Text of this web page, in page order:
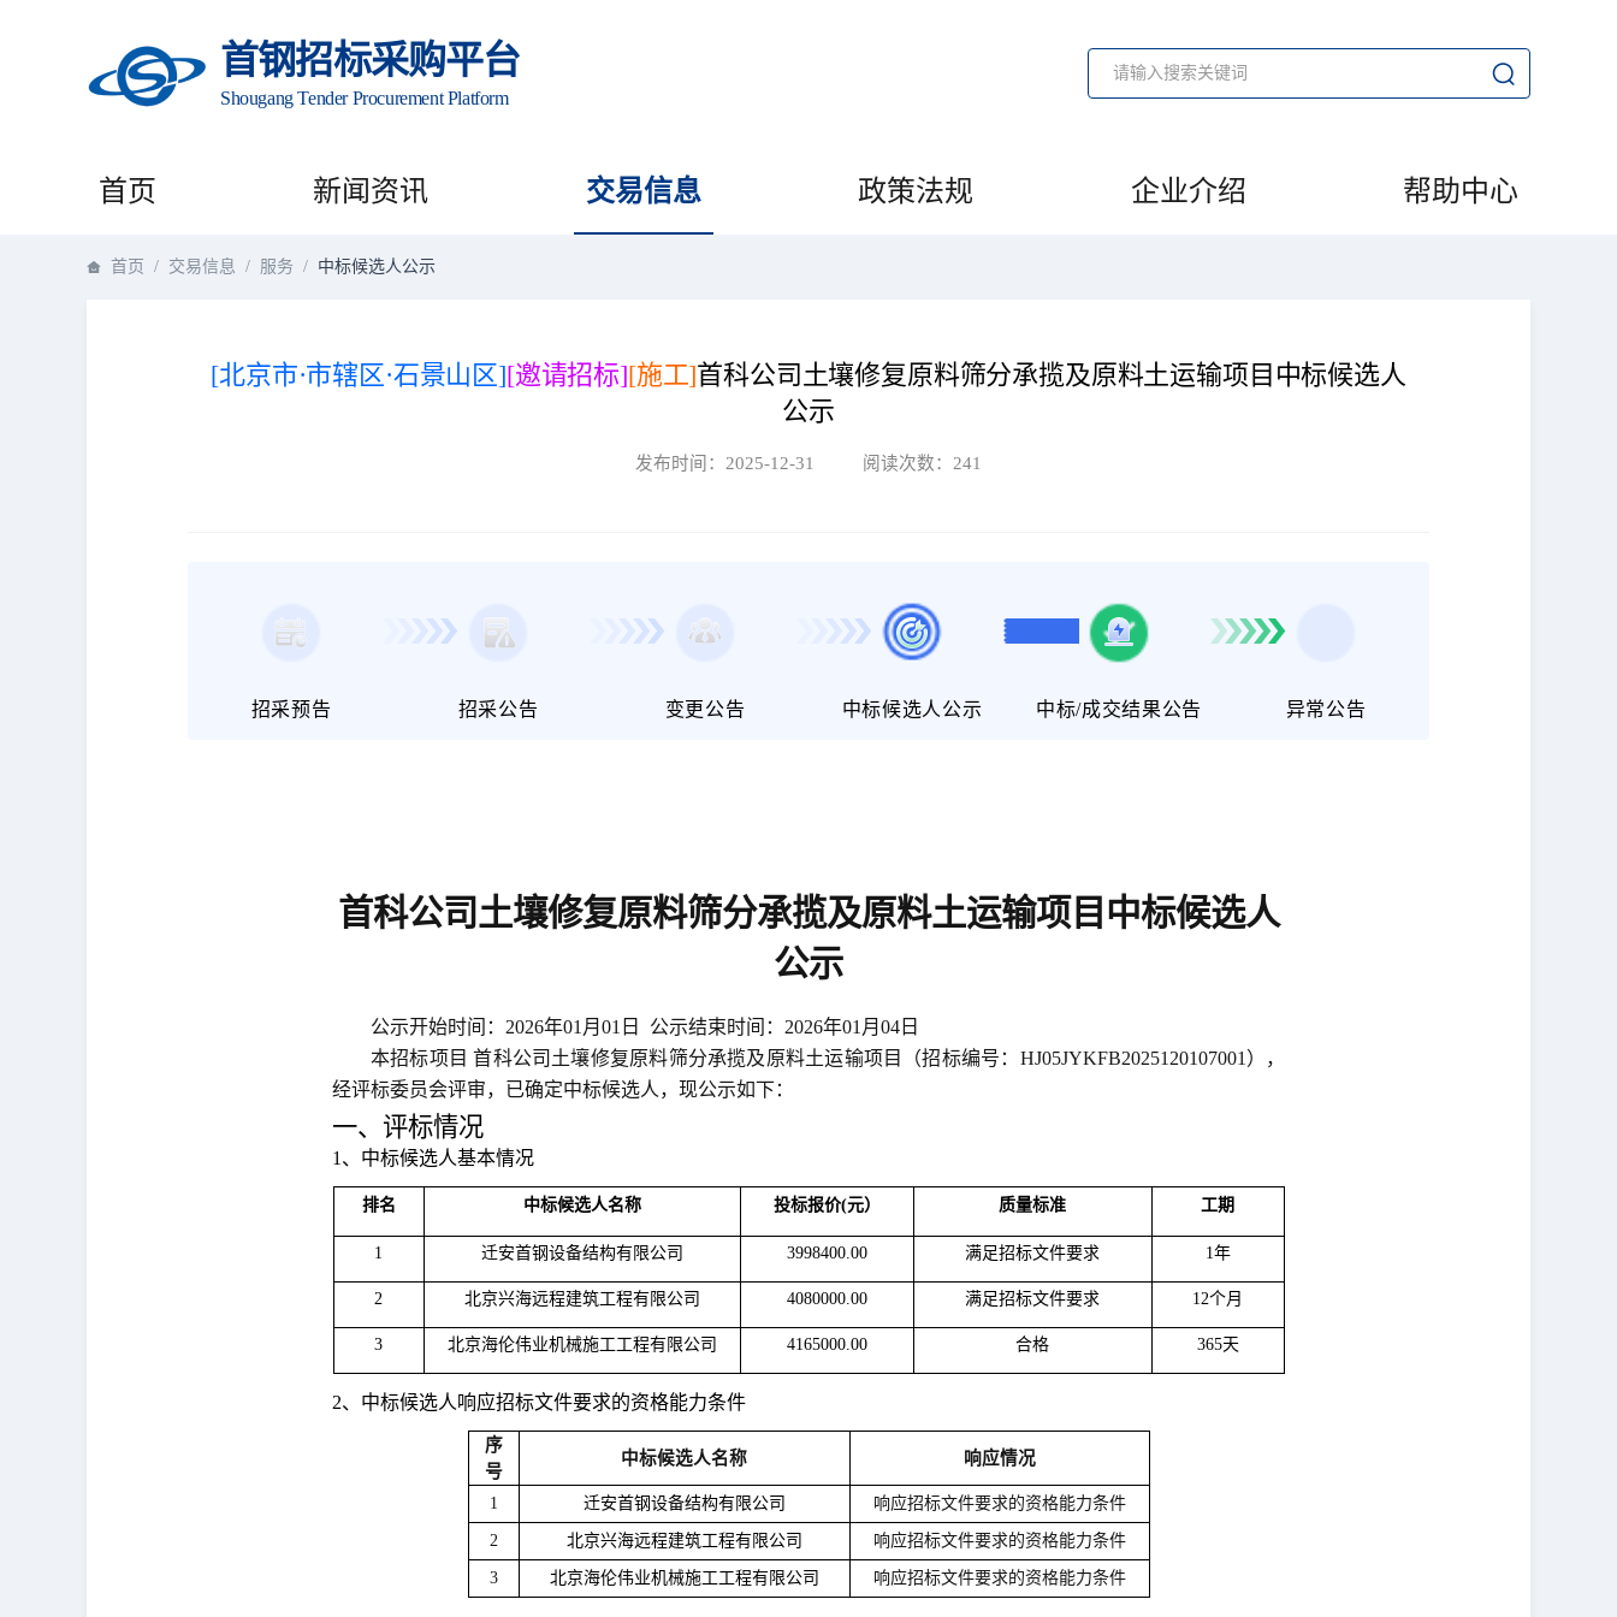
首钢招标采购平台
Shougang Tender Procurement Platform
首页 新闻资讯 交易信息 政策法规 企业介绍 帮助中心
首页 / 交易信息 / 服务 / 中标候选人公示
[北京市·市辖区·石景山区][邀请招标][施工]首科公司土壤修复原料筛分承揽及原料土运输项目中标候选人
公示
发布时间： 2025-12-31 阅读次数： 241
招采预告 招采公告 变更公告 中标候选人公示 中标/成交结果公告 异常公告
首科公司土壤修复原料筛分承揽及原料土运输项目中标候选人
公示
公示开始时间：2026年01月01日
公示结束时间：2026年01月04日
本招标项目 首科公司土壤修复原料筛分承揽及原料土运输项目（招标编号：HJ05JYKFB2025120107001），
经评标委员会评审，已确定中标候选人，现公示如下：
一、评标情况
1、中标候选人基本情况
排名 中标候选人名称 投标报价(元） 质量标准 工期
1 迁安首钢设备结构有限公司 3998400.00 满足招标文件要求 1年
2 北京兴海远程建筑工程有限公司 4080000.00 满足招标文件要求 12个月
3 北京海伦伟业机械施工工程有限公司 4165000.00 合格 365天
2、中标候选人响应招标文件要求的资格能力条件
序
号
中标候选人名称 响应情况
1 迁安首钢设备结构有限公司 响应招标文件要求的资格能力条件
2 北京兴海远程建筑工程有限公司 响应招标文件要求的资格能力条件
3 北京海伦伟业机械施工工程有限公司 响应招标文件要求的资格能力条件